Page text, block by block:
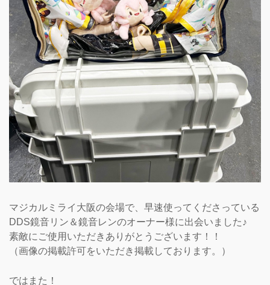
マジカルミライ大阪の会場で、早速使ってくださっている
DDS鏡音リン＆鏡音レンのオーナー様に出会いました♪
素敵にご使用いただきありがとうございます！！
（画像の掲載許可をいただき掲載しております。）
ではまた！